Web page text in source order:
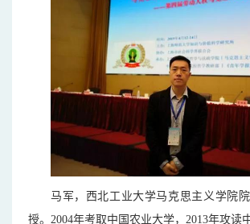
马军，西北工业大学马克思主义学院
授。2004年考取中国农业大学，2013年攻读